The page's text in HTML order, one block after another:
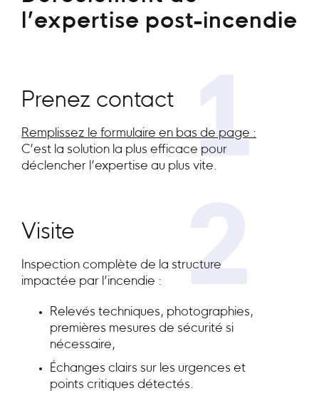
l’expertise post-incendie
1
Prenez contact
Remplissez le formulaire en bas de page :
C’est la solution la plus efficace pour
déclencher l’expertise au plus vite.
2
Visite
Inspection complète de la structure
impactée par l’incendie :
Relevés techniques, photographies,
premières mesures de sécurité si
nécessaire,
Échanges clairs sur les urgences et
points critiques détectés.